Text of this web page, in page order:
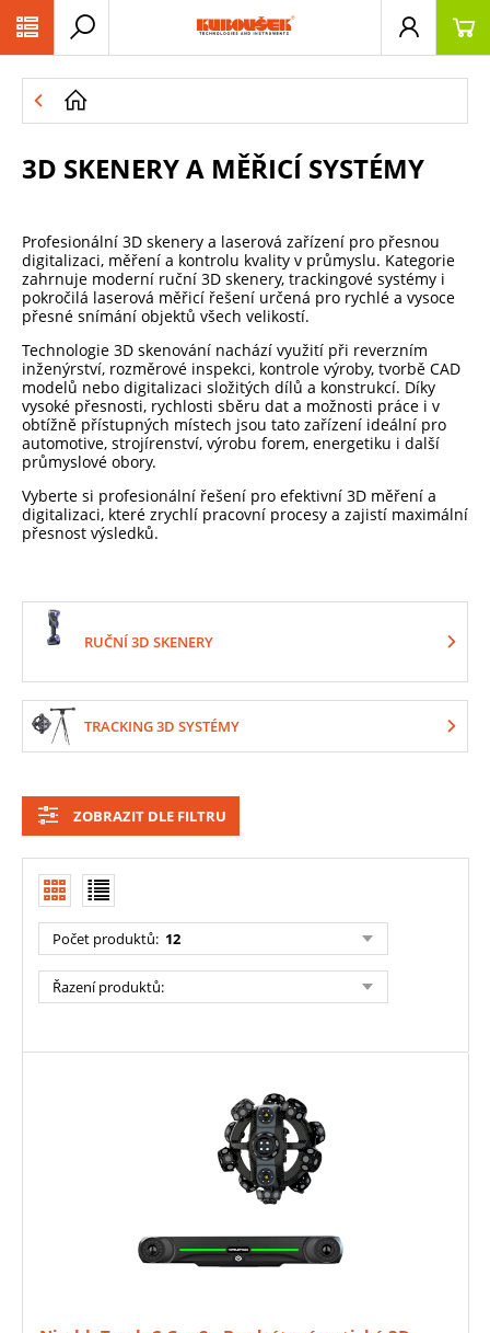
3D SKENERY A MĚŘICÍ SYSTÉMY
Profesionální 3D skenery a laserová zařízení pro přesnou
digitalizaci, měření a kontrolu kvality v průmyslu. Kategorie
zahrnuje moderní ruční 3D skenery, trackingové systémy i
pokročilá laserová měřicí řešení určená pro rychlé a vysoce
přesné snímání objektů všech velikostí.
Technologie 3D skenování nachází využití při reverzním
inženýrství, rozměrové inspekci, kontrole výroby, tvorbě CAD
modelů nebo digitalizaci složitých dílů a konstrukcí. Díky
vysoké přesnosti, rychlosti sběru dat a možnosti práce i v
obtížně přístupných místech jsou tato zařízení ideální pro
automotive, strojírenství, výrobu forem, energetiku i další
průmyslové obory.
Vyberte si profesionální řešení pro efektivní 3D měření a
digitalizaci, které zrychlí pracovní procesy a zajistí maximální
přesnost výsledků.
RUČNÍ 3D SKENERY
TRACKING 3D SYSTÉMY
ZOBRAZIT DLE FILTRU
Počet produktů: 12
Řazení produktů: